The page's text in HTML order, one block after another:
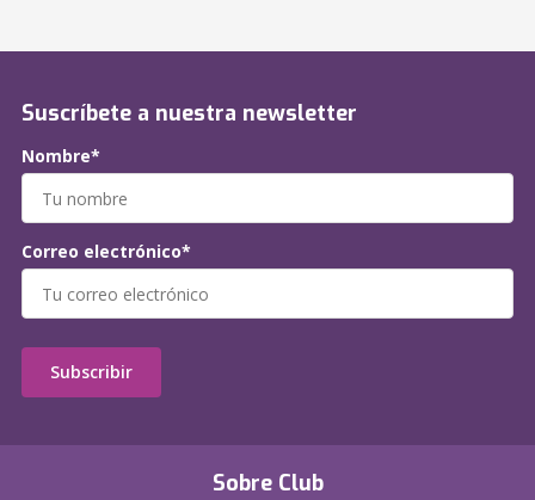
Sobre Club
Suscríbete a nuestra newsletter
Nombre*
Correo electrónico*
Subscribir